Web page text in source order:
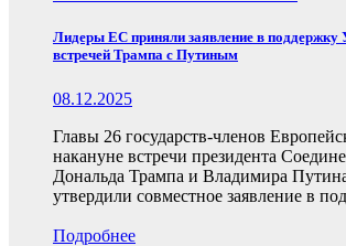
Лидеры ЕС приняли заявление в поддержку
встречей Трампа с Путиным
08.12.2025
Главы 26 государств-членов
накануне встречи президента
Дональда Трампа и Владимира
утвердили совместное заявление в
Подробнее